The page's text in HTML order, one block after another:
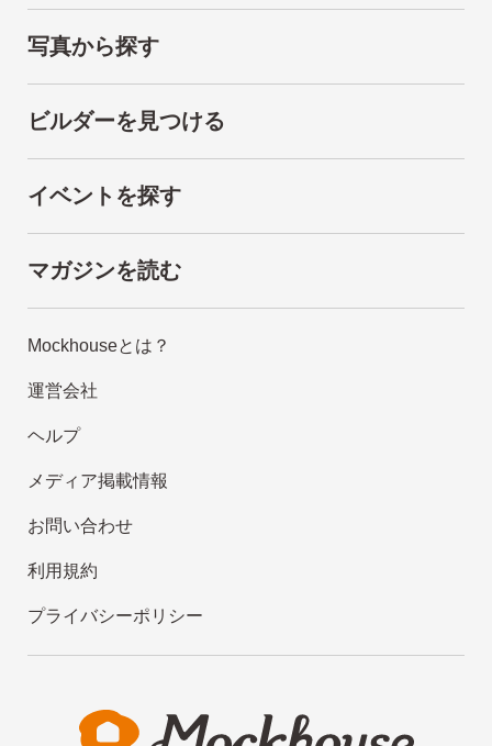
写真から探す
ビルダーを見つける
イベントを探す
マガジンを読む
Mockhouseとは？
運営会社
ヘルプ
メディア掲載情報
お問い合わせ
利用規約
プライバシーポリシー